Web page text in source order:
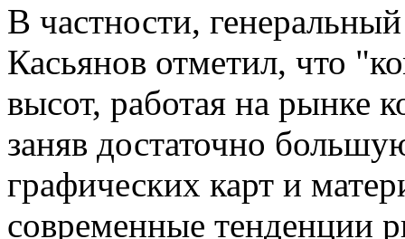
В частности,
Касьянов отметил, что
высот, работая на рынке
заняв достаточно
графических карт и
современные тенденции